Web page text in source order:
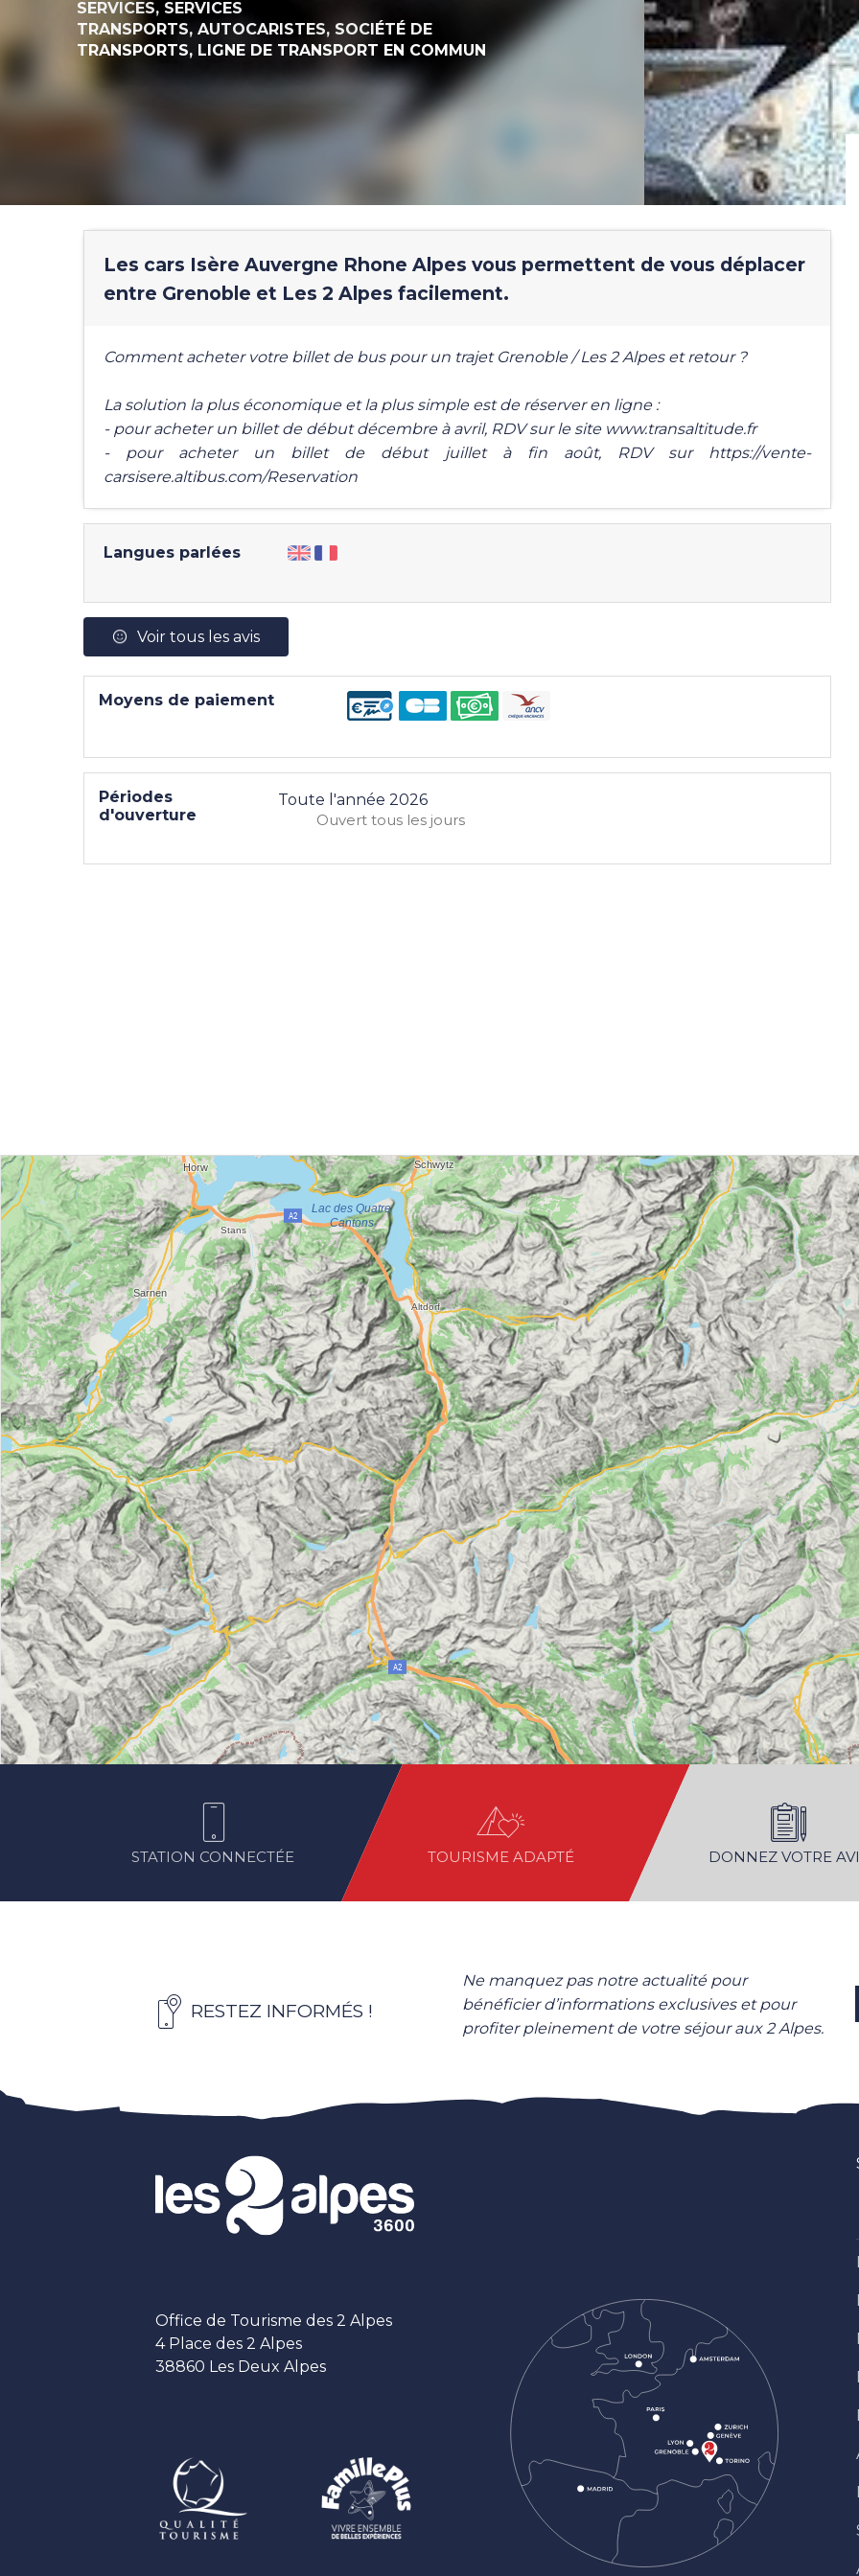
SERVICES, SERVICES
TRANSPORTS, AUTOCARISTES, SOCIÉTÉ DE
TRANSPORTS, LIGNE DE TRANSPORT EN COMMUN
Les cars Isère Auvergne Rhone Alpes vous permettent de vous déplacer
entre Grenoble et Les 2 Alpes facilement.
Comment acheter votre billet de bus pour un trajet Grenoble / Les 2 Alpes et retour ?
La solution la plus économique et la plus simple est de réserver en ligne :
- pour acheter un billet de début décembre à avril, RDV sur le site www.transaltitude.fr
- pour acheter un billet de début juillet à fin août, RDV sur https://vente-
carsisere.altibus.com/Reservation
Langues parlées
Voir tous les avis
Moyens de paiement
Périodes
d'ouverture
Toute l'année 2026
Ouvert tous les jours
STATION CONNECTÉE TOURISME ADAPTÉ DONNEZ VOTRE
RESTEZ INFORMÉS !
Ne manquez pas notre actualité pour
bénéficier d’informations exclusives et pour
profiter pleinement de votre séjour aux 2 Alpes.
Office de Tourisme des 2 Alpes
4 Place des 2 Alpes
38860 Les Deux Alpes